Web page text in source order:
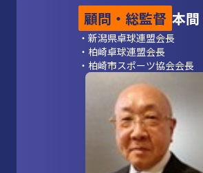
顧問・総監督 本間
・新潟県卓球連盟会長
・柏崎卓球連盟会長
・柏崎市スポーツ協会会長